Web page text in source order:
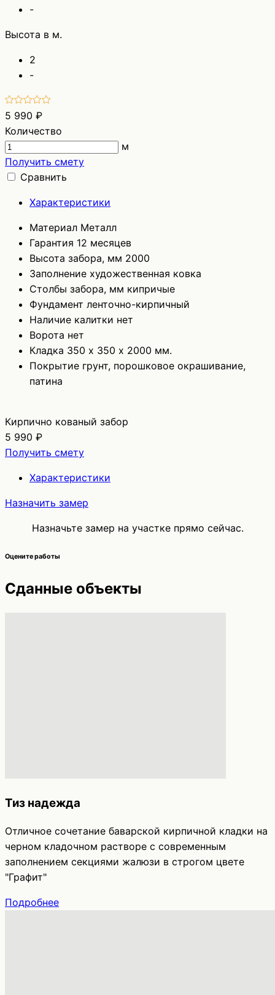
-
Высота в м.
2
-
5 990 ₽
Количество
м
Получить смету
Сравнить
Характеристики
Материал Металл
Гарантия 12 месяцев
Высота забора, мм 2000
Заполнение художественная ковка
Столбы забора, мм кипричые
Фундамент ленточно-кирпичный
Наличие калитки нет
Ворота нет
Кладка 350 х 350 х 2000 мм.
Покрытие грунт, порошковое окрашивание,
патина
Кирпично кованый забор
5 990 ₽
Получить смету
Характеристики
Назначить замер
Назначьте замер на участке прямо сейчас.
Оцените работы
Сданные объекты
Тиз надежда
Отличное сочетание баварской кирпичной кладки на
черном кладочном растворе с современным
заполнением секциями жалюзи в строгом цвете
"Графит"
Подробнее